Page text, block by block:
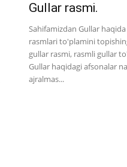
Gullar rasmi.
Sahifamizdan Gullar
rasmlari to'plamini
gullar rasmi, rasmli gullar
Gullar haqidagi afsonalar
ajralmas...